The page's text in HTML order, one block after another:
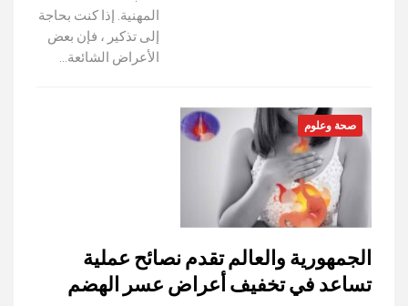
المهنية. إذا كنت بحاجة
إلى تذكير ، فإن بعض
الأعراض الشائعة…
صحة وعلوم
الجمهورية والعالم تقدم نصائح عملية
تساعد في تخفيف أعراض عسر الهضم